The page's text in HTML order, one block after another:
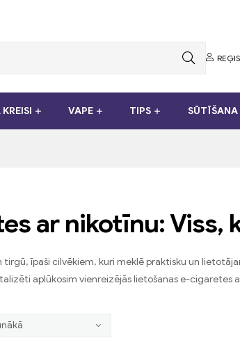
VAPE TIPS SŪTĪŠANA
ar nikotīnu: Viss,
īpaši cilvēkiem, kuri meklē praktisku un
aplūkosim vienreizējās lietošanas e-cigaretes